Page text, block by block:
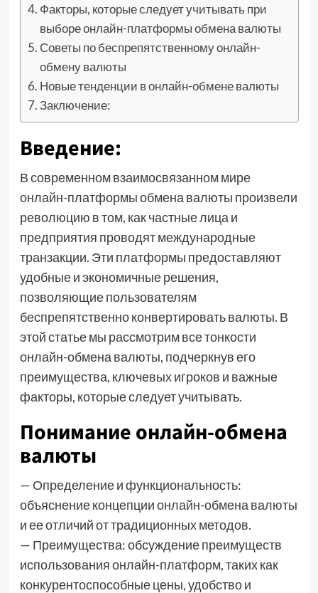
Факторы, которые следует учитывать при
выборе онлайн-платформы обмена валюты
Советы по беспрепятственному онлайн-
обмену валюты
Новые тенденции в онлайн-обмене валюты
Заключение:
Введение:
В современном взаимосвязанном мире
онлайн-платформы обмена валюты произвели
революцию в том, как частные лица и
предприятия проводят международные
транзакции. Эти платформы предоставляют
удобные и экономичные решения,
позволяющие пользователям
беспрепятственно конвертировать валюты. В
этой статье мы рассмотрим все тонкости
онлайн-обмена валюты, подчеркнув его
преимущества, ключевых игроков и важные
факторы, которые следует учитывать.
Понимание онлайн-обмена
валюты
— Определение и функциональность:
объяснение концепциионлайн-обмена валюты
и ее отличий от традиционных методов.
— Преимущества: обсуждение преимуществ
использования онлайн-платформ, таких как
конкурентоспособные цены, удобство и